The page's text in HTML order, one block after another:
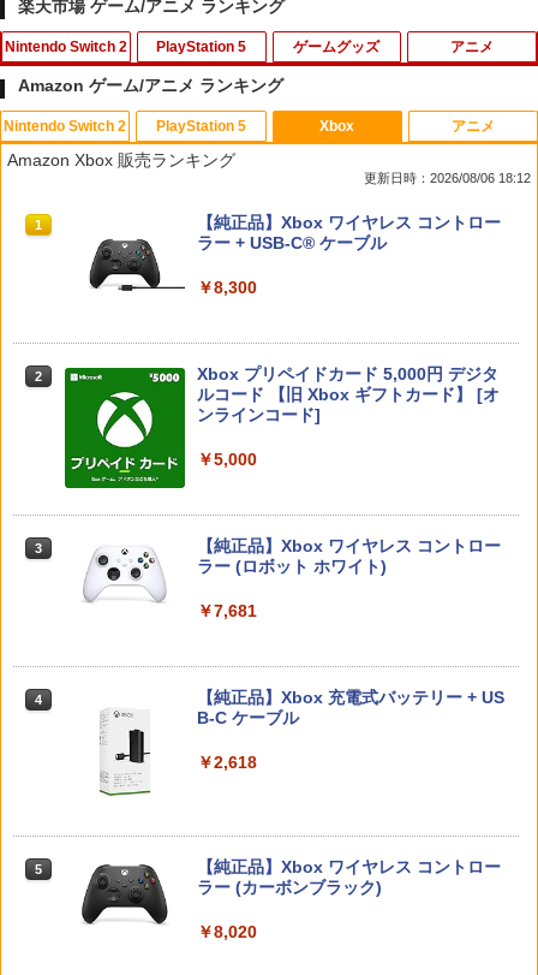
楽天市場 ゲーム/アニメ ランキング
Nintendo Switch 2
1
Nintendo Switch 2 ドンキーコング バ
ナンザ スイッチ2 ゲームソフト 新品 ゲ
￥7,535
ュセット)
￥7,722
Edition ＋ 「無限城編 第一章」キャラク
ターパス(ステッカー二種+【外付先着購
限城編 第一章」キャラクターパス ゲー
ゼルダの伝説 ティアーズ オブ ザ キン
任天堂 【Switch2】ゼルダの伝説 ティア
PlayStation 5
1
【特典】Marvel’s Wolverine(【早期購
入封入特典】DLC)
￥7,626
チャージングステーション for DualSen
se® and DualSense Edge™ ワイヤレ
スコントローラー【PlayStation®公式ラ
5
STRASSE SIM用 ドライビングシューズ
ハイカット 靴 レーシングシューズ ゲー
ワークを実現！[ストラッセ ハンコン ハ
ンドルコントローラー コクピット レー
ゲームグッズ
1
【中古】サカつく2002 J.LEAGUEプロ
サッカークラブをつくろう!
switch Lite 新型 本体 ジョイコン ソフ
ト ケーブル 収納可能 ポーチ クリスマス
ギフト クリスマス プレゼント 送料無料
￥1,300
3
PlayVital Switch 2(2025年モデル) 対応
メッシュ防塵カバー 通気性 スイッチ2対
クに装着したまま使用可能 保護スリーブ
￥3,048
Switch2 120Hz対応 ポータブル ドック
Deck 熱対策 スタンド USBポート×3 有
線LANポート ◇SD009
アニメ
1
【中古】【Blu−ray】君の名は。 スタ
ンダード・エディション シール付 / 新
￥980
￥4,976
Hot For TEACHER dvd コンプリート
術学園 学園祭【Blu-ray】 [ (ミュージカ
ル) ]
￥7,722
半の寝ざめ～【Blu-ray】 [ ミュージカル
『刀剣乱舞』 ]
￥7,821
Amazon ゲーム/アニメ ランキング
Nintendo Switch 2
1
スプラトゥーン レイダース|オンライン
コード版
￥5,832
スプラトゥーン レイダース -Switch2
3 Nintendo Switch 2(日本語・国内専用)
￥55,603
ニンテンドープリペイド番号 9000円|オ
5
ニンテンドープリペイド番号 5000円|オ
ンラインコード版
￥5,000
PlayStation 5
1
PlayStation 5 デジタル・エディション
日本語専用 Console Language: Japan
Beast of Reincarnation -PS5 【特典】
プロダクトコード 封入
￥7,286
【純正品】ディスクドライブ(CFI-ZDD1
【純正品】DualSense ワイヤレスコン
ZCT2J01)
【純正品】DualSense ワイヤレスコン
Xbox
Amazon Xbox 販売ランキング
更新日時：2026/08/06 18:12
1
【純正品】Xbox ワイヤレス コントロー
ラー + USB-C® ケーブル
￥8,300
2
Xbox プリペイドカード 5,000円 デジタ
ルコード 【旧 Xbox ギフトカード】 [オ
ンラインコード]
￥5,000
3
【純正品】Xbox ワイヤレス コントロー
ラー (ロボット ホワイト)
￥7,681
4
【純正品】Xbox 充電式バッテリー + US
B-C ケーブル
￥2,618
5
【純正品】Xbox ワイヤレス コントロー
ラー (カーボンブラック)
￥8,020
アニメ